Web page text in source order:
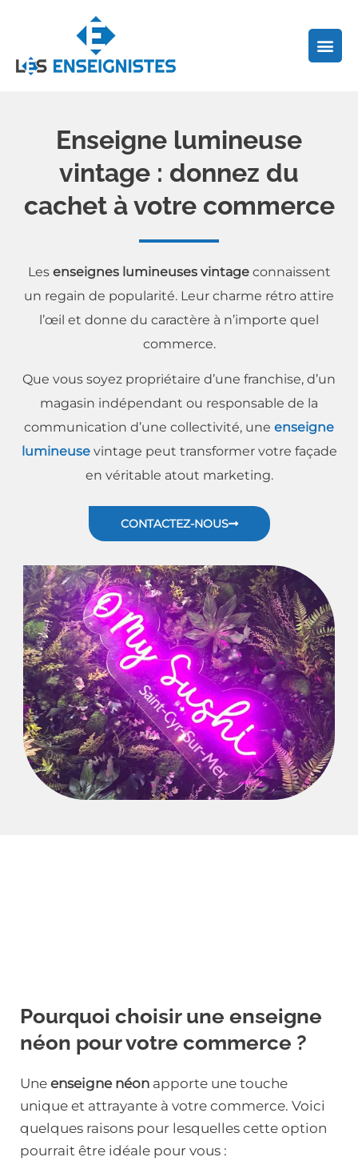
contenu
Enseigne lumineuse
vintage : donnez du
cachet à votre commerce
Les enseignes lumineuses vintageconnaissent
un regain de popularité. Leur charme rétro attire
l’œil et donne du caractère à n’importe quel
commerce.
Que vous soyez propriétaire d’une franchise, d’un
magasin indépendant ou responsable de la
communication d’une collectivité, une enseigne
lumineusevintage peut transformer votre façade
en véritable atout marketing.
CONTACTEZ-NOUS
Pourquoi choisir une enseigne
néon pour votre commerce ?
Une enseigne néon apporte une touche
unique et attrayante à votre commerce. Voici
quelques raisons pour lesquelles cette option
pourrait être idéale pour vous :